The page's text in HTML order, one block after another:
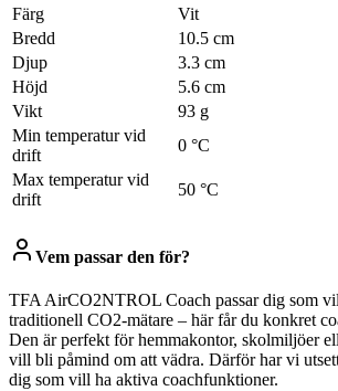
Färg
Vit
Bredd
10.5 cm
Djup
3.3 cm
Höjd
5.6 cm
Vikt
93 g
Min temperatur vid
drift
0 °C
Max temperatur vid
drift
50 °C
Vem passar den för?
TFA AirCO2NTROL Coach passar dig som
traditionell CO2-mätare – här får du konkret
Den är perfekt för hemmakontor, skolmiljöer
vill bli påmind om att vädra. Därför har vi
dig som vill ha aktiva coachfunktioner.